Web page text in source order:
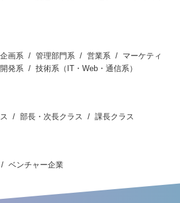
画系 管理部門系 営業系
マーケティ
発系
技術系（IT・Web・通信系）
部長・次長クラス 課長クラス
ベンチャー企業